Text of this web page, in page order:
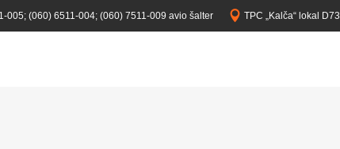
005; (060) 6511-004; (060) 7511-009 avio šalter TPC „Kalča“ lokal D73